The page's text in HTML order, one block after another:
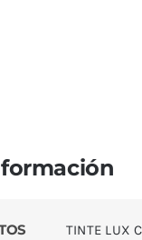
TINTE LUX